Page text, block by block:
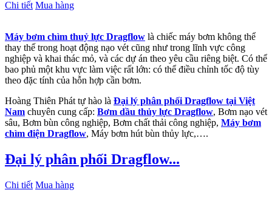
Chi tiết Mua hàng
Máy bơm chìm thuỷ lực Dragflow là chiếc máy bơm không thể
thay thế trong hoạt động nạo vét cũng như trong lĩnh vực công
nghiệp và khai thác mỏ, và các dự án theo yêu cầu riêng biệt. Có thể
bao phủ một khu vực làm việc rất lớn: có thể điều chỉnh tốc độ tùy
theo đặc tính của hỗn hợp cần bơm.
Hoàng Thiên Phát tự hào là Đại lý phân phối Dragflow tại Việt
Nam chuyên cung cấp: Bơm dầu thủy lực Dragflow, Bơm nạo vét
sâu, Bơm bùn công nghiệp, Bơm chất thải công nghiệp, Máy bơm
chìm điện Dragflow, Máy bơm hút bùn thủy lực,….
Đại lý phân phối Dragflow...
Chi tiết Mua hàng